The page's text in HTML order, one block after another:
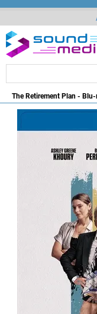
The Retirement Plan - Blu-